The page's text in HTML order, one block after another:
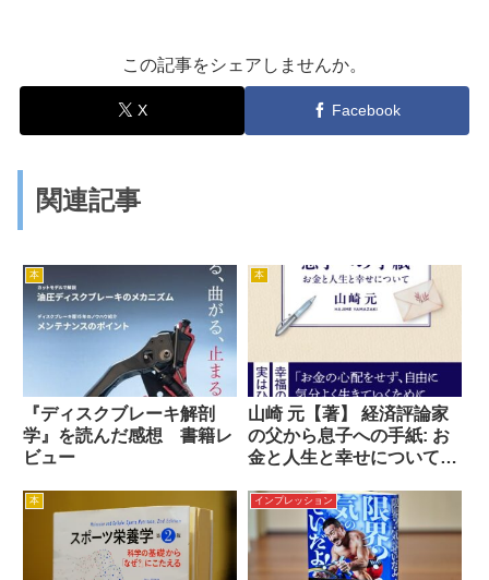
この記事をシェアしませんか。
X Facebook
関連記事
本
『ディスクブレーキ解剖
学』を読んだ感想 書籍レ
ビュー
本
山崎 元【著】 経済評論家
の父から息子への手紙: お
金と人生と幸せについて
籍】
本 インプレッション